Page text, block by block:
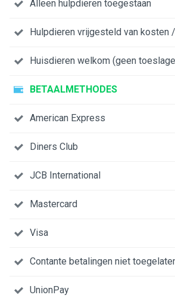
Alleen hulpdieren toegestaan
Hulpdieren vrijgesteld van kosten
Huisdieren welkom (geen
BETAALMETHODES
American Express
Diners Club
JCB International
Mastercard
Visa
Contante betalingen niet
UnionPay